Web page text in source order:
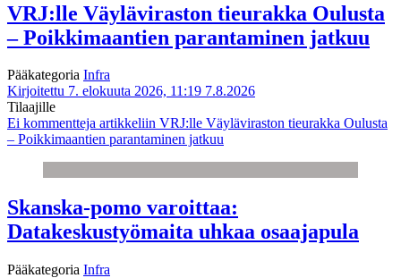
VRJ:lle Väyläviraston tieurakka Oulusta
– Poikkimaantien parantaminen jatkuu
Pääkategoria Infra
Kirjoitettu 7. elokuuta 2026, 11:19 7.8.2026
Tilaajille
Ei kommentteja artikkeliin VRJ:lle Väyläviraston tieurakka Oulusta
– Poikkimaantien parantaminen jatkuu
Skanska-pomo varoittaa:
Datakeskustyömaita uhkaa osaajapula
Pääkategoria Infra